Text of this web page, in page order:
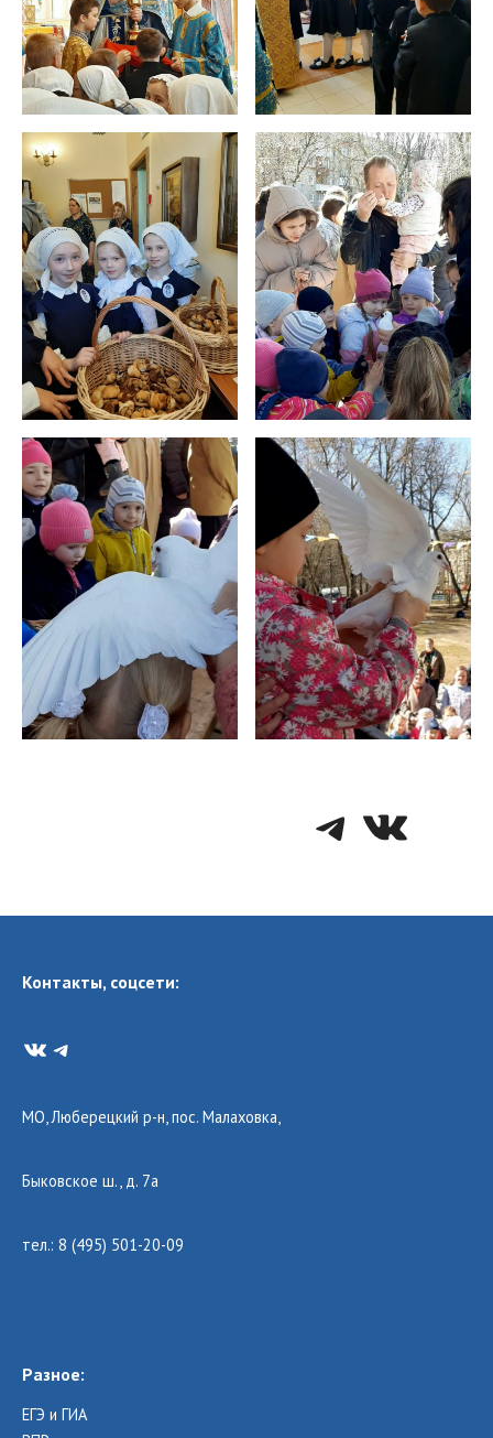
VK
Контакты, соцсети:
VKTelegram
МО, Люберецкий р-н, пос. Малаховка,
Быковское ш., д. 7а
тел.: 8 (495) 501-20-09
Разное:
ЕГЭ и ГИА